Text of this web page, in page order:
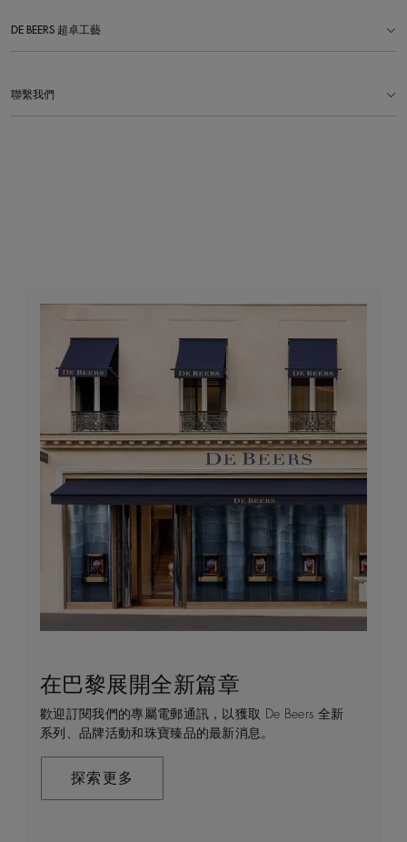
DE BEERS 超卓工藝
聯繫我們
在巴黎展開全新篇章
歡迎訂閱我們的專屬電郵通訊，以獲取 De Beers 全新
系列、品牌活動和珠寶臻品的最新消息。
探索更多
守護永恒
De Beers 在全球珠寶領域獨樹一幟，因為我們是唯一
與鑽石原產地有直接連結的奢華珠寶品牌。
探索更多
顧客服務
無論您是透過線上購物或造訪實體精品店，我們始終致
力於為您提供個人化的購物體驗。預約於店內或線上進
瞭解更多
De Beers 的世界
De Beers 成立於倫敦，靈感來自非洲的自然，是奢華
鑽石珠寶的巔峰。我們的創意和工藝將鑽石轉化為永恆
探索更多